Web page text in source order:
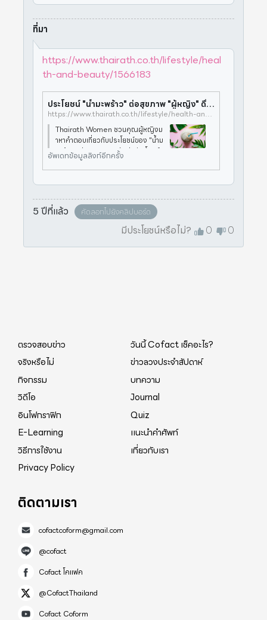
ที่มา
https://www.thairath.co.th/lifestyle/heal
th-and-beauty/1566183
ประโยชน์ "น้ำมะพร้าว" ต่อสุขภาพ "ผู้หญิง" ดื่มตอนไหนดีที่สุด?
https://www.thairath.co.th/lifestyle/health-and-beauty/1566183
Thairath Women ชวนคุณผู้หญิงม
าหาคำตอบเกี่ยวกับประโยชน์ของ "น้ำม
ะพร้าว" ต่อ "สุขภาพ" กันค่ะประโยชน์ข
อง "น้ำมะพร้าว"- น้ำมะพร้าวมีฮอร์โม
นเอสโตรเจน ช่วยทำให้ผิวพรรณสดใส
เปล่งปลั่ง ขาวนวลขึ้นอย่างเป็นธรรม
อัพเดทข้อมูลลิงก์อีกครั้ง
5 ปีที่แล้ว คัดลอกไปยังคลิปบอร์ด
มีประโยชน์หรือไม่? 0 0
ตรวจสอบข่าว
วันนี้ Cofact เช็คอะไร?
จริงหรือไม่
ข่าวลวงประจำสัปดาห์
กิจกรรม
บทความ
วิดีโอ
Journal
อินโฟกราฟิก
Quiz
E-Learning
แนะนำคำศัพท์
วิธีการใช้งาน
เกี่ยวกับเรา
Privacy Policy
ติดตามเรา
cofactcoform@gmail.com
@cofact
Cofact โคแฟค
@CofactThailand
Cofact Coform